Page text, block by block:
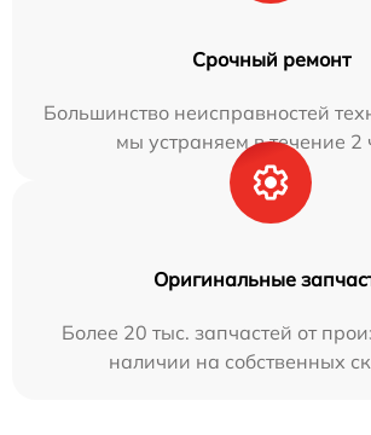
Срочный ремонт
Большинство неисправностей
мы устраняем в течение 2
Оригинальные
Более 20 тыс. запчастей от
наличии на собственных